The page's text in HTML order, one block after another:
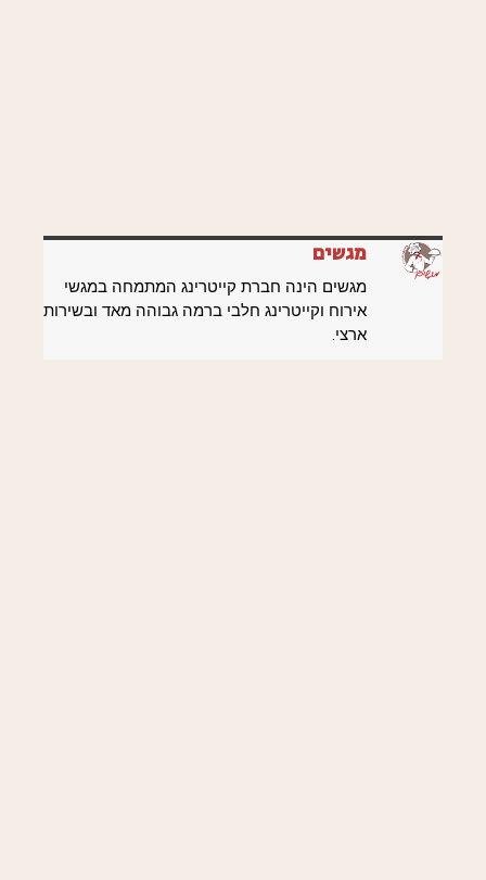
מגשים
מגשים הינה חברת קייטרינג המתמחה במגשי
אירוח וקייטרינג חלבי ברמה גבוהה מאד ובשירות
ארצי.